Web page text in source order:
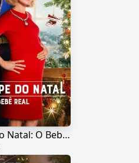
O Príncipe do Natal: O Bebê Real